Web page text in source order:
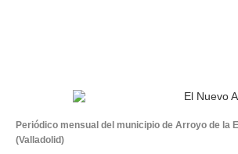
Periódico mensual del municipio de Arroyo de la
(Valladolid)